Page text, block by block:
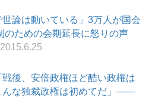
世論は動いている」3万人が国会
のための会期延長に怒りの声
2015.6.25
後、安倍政権ほど酷い政権は
んな独裁政権は初めてだ」――